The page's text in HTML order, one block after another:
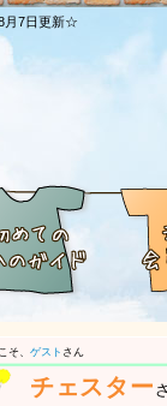
月7日更新☆
そ、 ゲスト さん
チェスター